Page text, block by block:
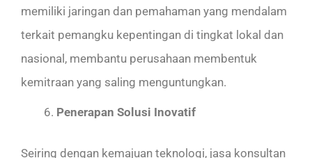
memiliki jaringan dan pemahaman yang mendalam
terkait pemangku kepentingan di tingkat lokal dan
nasional, membantu perusahaan membentuk
kemitraan yang saling menguntungkan.
Penerapan Solusi Inovatif
Seiring dengan kemajuan teknologi, jasa konsultan